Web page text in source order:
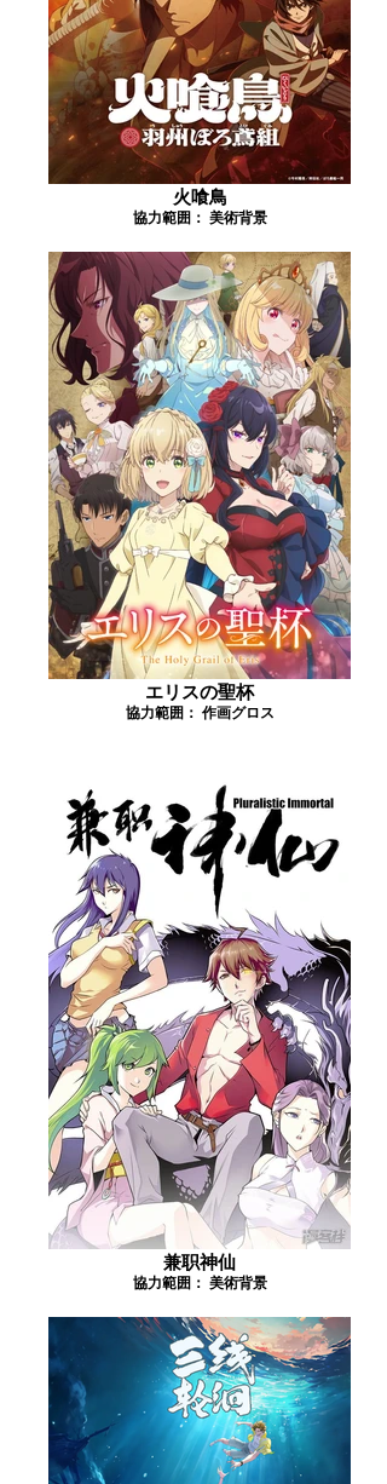
火喰鳥
協力範囲： 美術背景
エリスの聖杯
協力範囲： 作画グロス
兼职神仙
協力範囲： 美術背景